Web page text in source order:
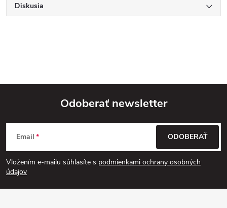
Diskusia
Z
á
p
Odoberať newsletter
Email
Vložením e-mailu súhlasíte s podmienkami ochrany osobných
údajov
ODOBERAŤ